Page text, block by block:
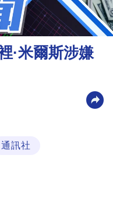
·米爾斯涉嫌
通訊社